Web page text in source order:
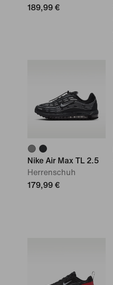
189,99 €
Nike Air Max TL 2.5
Herrenschuh
179,99 €